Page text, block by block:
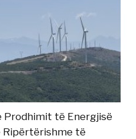
të Energjisë
Ripërtërishme të